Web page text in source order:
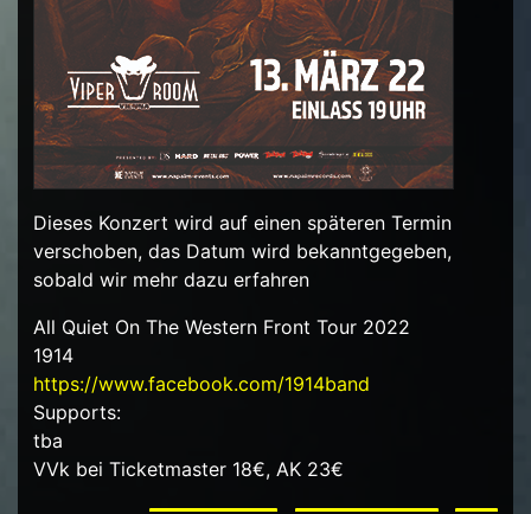
Dieses Konzert wird auf einen späteren Termin
verschoben, das Datum wird bekanntgegeben,
sobald wir mehr dazu erfahren
All Quiet On The Western Front Tour 2022
1914
https://www.facebook.com/1914band
Supports:
tba
VVk bei Ticketmaster 18€, AK 23€